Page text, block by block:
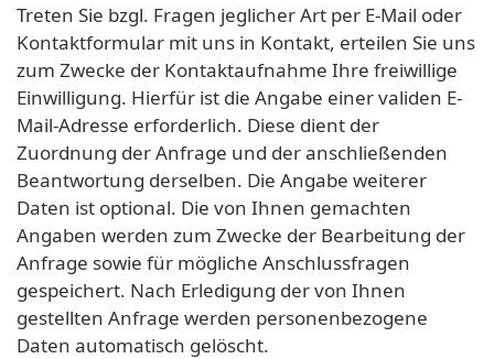
Treten Sie bzgl. Fragen jeglicher Art per E-Mail oder
Kontaktformular mit uns in Kontakt, erteilen Sie uns
zum Zwecke der Kontaktaufnahme Ihre freiwillige
Einwilligung. Hierfür ist die Angabe einer validen E-
Mail-Adresse erforderlich. Diese dient der
Zuordnung der Anfrage und der anschließenden
Beantwortung derselben. Die Angabe weiterer
Daten ist optional. Die von Ihnen gemachten
Angaben werden zum Zwecke der Bearbeitung der
Anfrage sowie für mögliche Anschlussfragen
gespeichert. Nach Erledigung der von Ihnen
gestellten Anfrage werden personenbezogene
Daten automatisch gelöscht.